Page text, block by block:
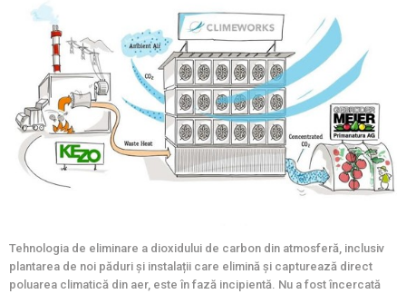
Tehnologia de eliminare a dioxidului de carbon din atmosferă, inclusiv
plantarea de noi păduri și instalații care elimină și capturează direct
poluarea climatică din aer, este în fază incipientă. Nu a fost încercată